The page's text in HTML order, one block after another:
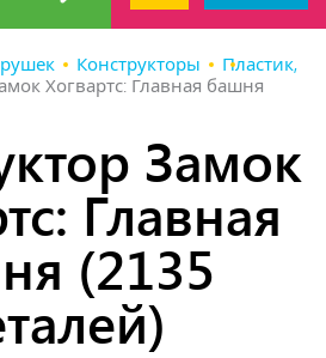
Конструкторы
Пластик,
Хогвартс: Главная башня
Замок
Главная
(2135